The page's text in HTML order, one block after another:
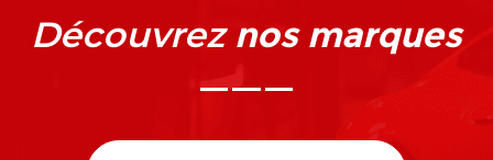
Découvrez nos marques